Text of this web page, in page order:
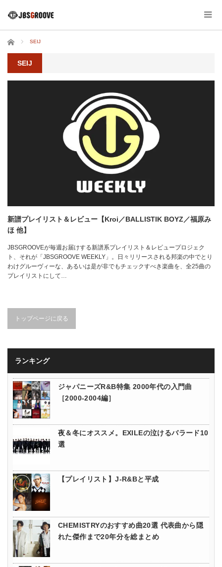
ホーム SEIJ
SEIJ
新譜プレイリスト＆レビュー【Kroi／BALLISTIK BOYZ／福原み
ほ 他】
JBSGROOVEが毎週お届けする新譜系プレイリスト＆レビュープロジェク
ト、それが「JBSGROOVE WEEKLY」。日々リリースされる邦楽の中でとり
わけグルーヴィーな、あるいは是が非でもチェックすべき楽曲を、全25曲の
プレイリストにして…
トップページに戻る
ランキング
ジャパニーズR&B特集 2000年代の入門曲
［2000-2004編］
夜＆冬にオススメ。EXILEの泣けるバラード10
選
【プレイリスト】J-R&Bと平成
CHEMISTRYのおすすめ曲20選 代表曲から隠
れた傑作まで20年分を総まとめ